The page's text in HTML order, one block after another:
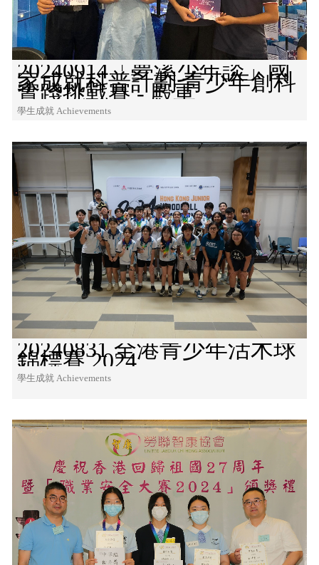
20240914「夢溪少年談」國
家成就科普計劃 青少年創科
實踐挑戰賽 - 殿軍
學生成就 Achievements
20240831 全港青少年活木球
錦標賽 2024
學生成就 Achievements